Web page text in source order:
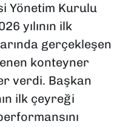
Yönetim Kurulu
yılının ilk
gerçekleşen
konteyner
verdi. Başkan
ilk çeyreği